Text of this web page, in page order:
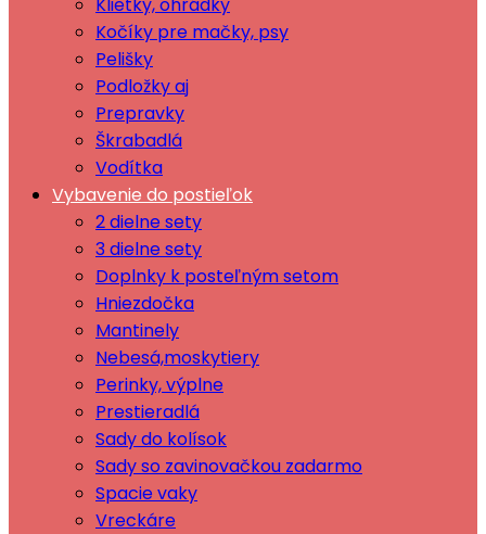
Kočíky pre mačky, psy
Pelišky
Podložky aj
Prepravky
Škrabadlá
Vodítka
Vybavenie do postieľok
2 dielne sety
3 dielne sety
Doplnky k posteľným setom
Hniezdočka
Mantinely
Nebesá,moskytiery
Perinky, výplne
Prestieradlá
Sady do kolísok
Sady so zavinovačkou zadarmo
Spacie vaky
Vreckáre